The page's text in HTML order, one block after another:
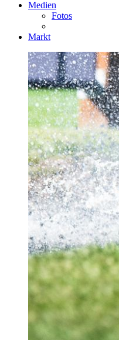
Medien
Fotos
Markt